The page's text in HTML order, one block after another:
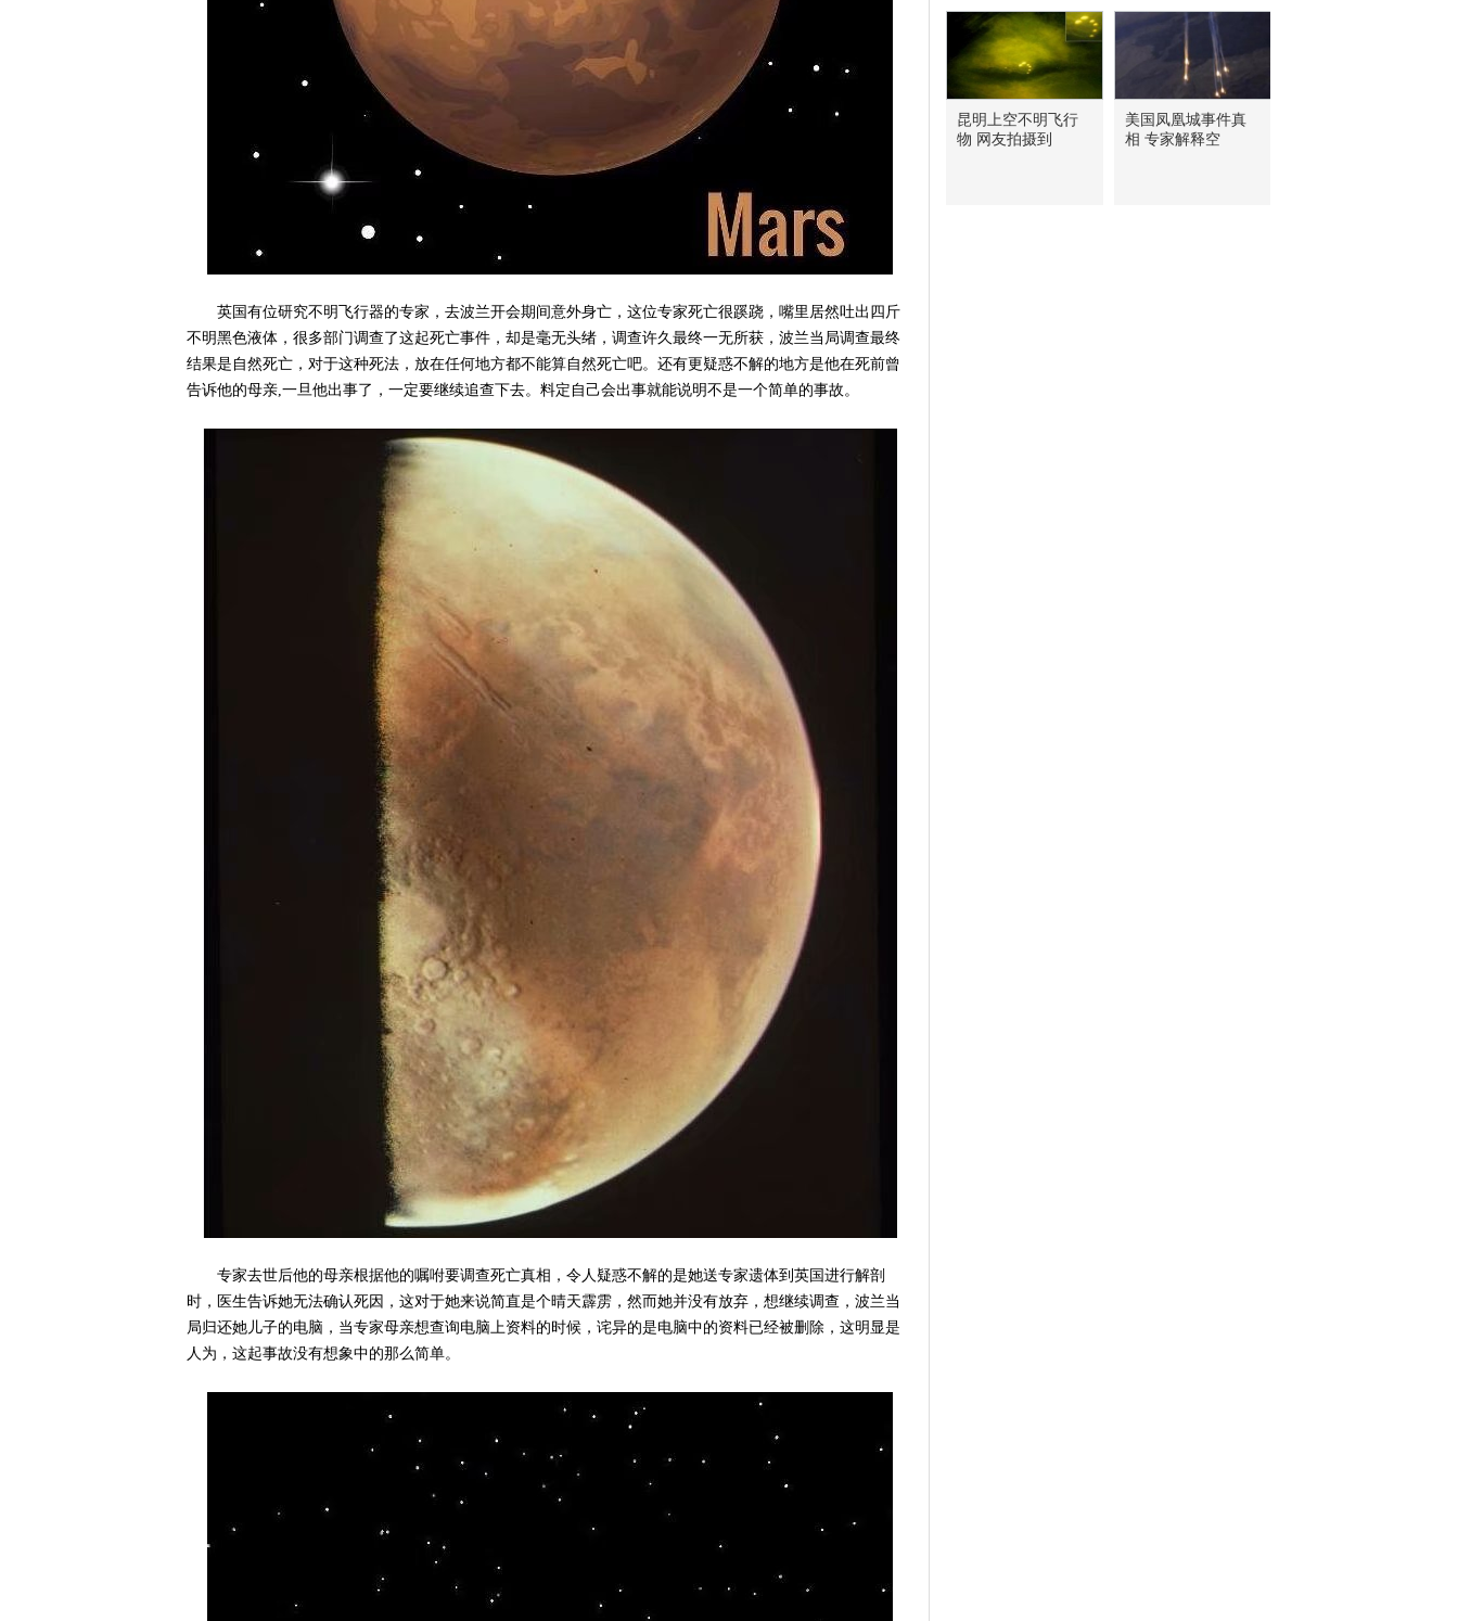
英国有位研究不明飞行器的专家，去波兰开会期间意外身亡，这位专家死亡很蹊跷，嘴里居然吐出四斤
不明黑色液体，很多部门调查了这起死亡事件，却是毫无头绪，调查许久最终一无所获，波兰当局调查最终
结果是自然死亡，对于这种死法，放在任何地方都不能算自然死亡吧。还有更疑惑不解的地方是他在死前曾
告诉他的母亲,一旦他出事了，一定要继续追查下去。料定自己会出事就能说明不是一个简单的事故。
专家去世后他的母亲根据他的嘱咐要调查死亡真相，令人疑惑不解的是她送专家遗体到英国进行解剖
时，医生告诉她无法确认死因，这对于她来说简直是个晴天霹雳，然而她并没有放弃，想继续调查，波兰当
局归还她儿子的电脑，当专家母亲想查询电脑上资料的时候，诧异的是电脑中的资料已经被删除，这明显是
人为，这起事故没有想象中的那么简单。
昆明上空不明飞行
物 网友拍摄到
美国凤凰城事件真
相 专家解释空